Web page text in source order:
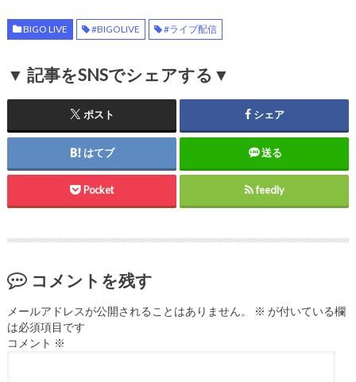
BIGO LIVE #BIGOLIVE #ライブ配信
▼ 記事をSNSでシェアする▼
ポスト シェア
はてブ 送る
Pocket feedly
コメントを残す
メールアドレスが公開されることはありません。 ※ が付いている欄
は必須項目です
コメント ※